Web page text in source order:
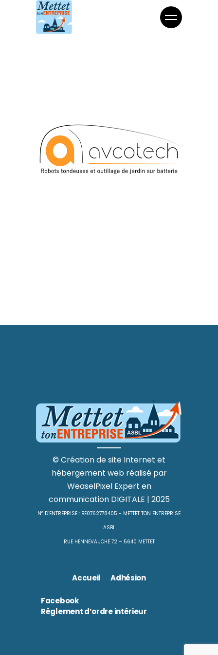
Accueil Adhésion
© Création de site Internet et
hébergement webréalisé par
WeaselPixel Expert en
communication DIGITALE | 2025
N° D’ENTREPRISE : BE0762778405 - METTET TON ENTREPRISE
ASBL
RUE HENNEVAUCHE 72 – 5640 METTET
Facebook
Règlement d’ordre intérieur